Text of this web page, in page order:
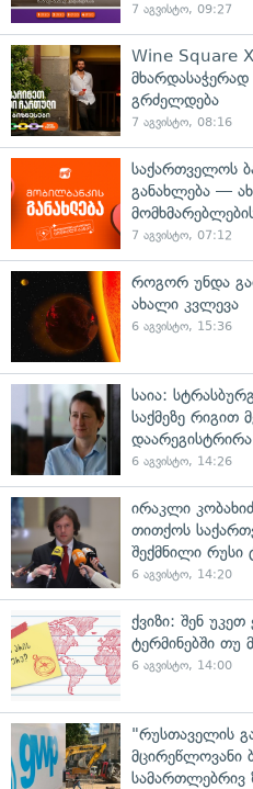
7 აგვისტო, 09:27
Wine Square
მხარდასაჭერად
გრძელდება
7 აგვისტო, 08:16
საქართველოს
განახლება —
7 აგვისტო, 07:12
როგორ უნდა
ახალი კვლევა
6 აგვისტო, 15:36
საია:
საქმეზე რიგით
დაარეგისტრირა
6 აგვისტო, 14:26
ირაკლი
თითქოს
შექმნილი რუსი
6 აგვისტო, 14:20
ქვიზი: შენ
ტერმინებში თუ
6 აგვისტო, 14:00
"რუსთაველის
მცირეწლოვანი
სამართლებრივ